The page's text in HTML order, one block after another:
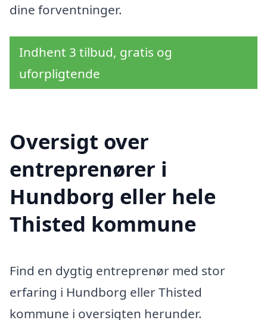
dine forventninger.
Indhent 3 tilbud, gratis og
uforpligtende
Oversigt over
entreprenører i
Hundborg eller hele
Thisted kommune
Find en dygtig entreprenør med stor
erfaring i Hundborg eller Thisted
kommune i oversigten herunder.